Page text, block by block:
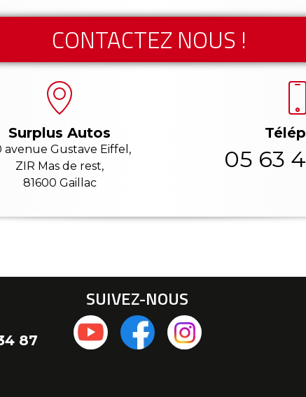
CONTACTEZ NOUS !
Surplus Autos
avenue Gustave Eiffel,
ZIR Mas de rest,
81600 Gaillac
05 63
87
SUIVEZ-NOUS